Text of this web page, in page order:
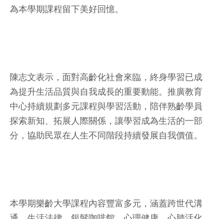
為本學期課程留下美好回憶。
陳志文表示，面對高齡化社會來臨，終身學習已成
為提升生活品質與自我成長的重要動能。推廣教育
中心持續規劃多元課程與學習活動，陪伴熟齡學員
探索新知、拓展人際關係，讓學習成為生活的一部
分，協助民眾在人生不同階段持續發展自我價值。
本學期樂齡大學課程內容豐富多元，涵蓋跨世代溝